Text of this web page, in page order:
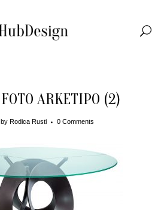
FOTO ARKETIPO (2)
by Rodica Rusti 0 Comments